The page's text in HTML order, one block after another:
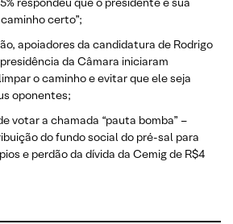
certo”;
apoiadores da candidatura de Rodrigo
da Câmara iniciaram
o caminho e evitar que ele seja
oponentes;
votar a chamada “pauta bomba” –
do fundo social do pré-sal para
e perdão da dívida da Cemig de R$4